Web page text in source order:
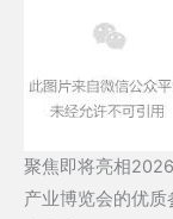
聚焦即将亮相
产业博览会的优